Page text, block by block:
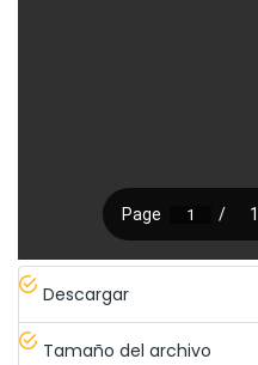
Descargar
Tamaño del archivo